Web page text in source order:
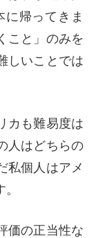
に帰ってきま
こと」のみを
しいことでは
カも難易度は
人はどちらの
私個人はアメ
価の正当性な